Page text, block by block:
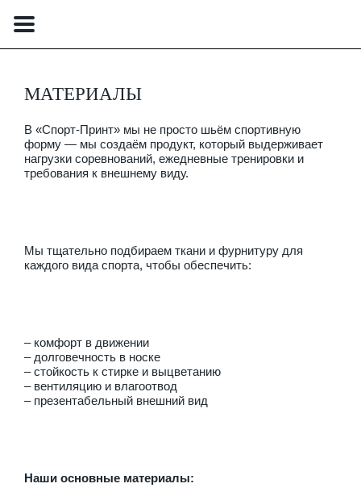
Войти
Главная
Футбол
Детская футбольная форма
Женская футбольная форма
Вратарская футбольная форма
МАТЕРИАЛЫ
В «Спорт‑Принт» мы не просто шьём спортивную
форму — мы создаём продукт, который выдерживает
нагрузки соревнований, ежедневные тренировки и
требования к внешнему виду.
Мы тщательно подбираем ткани и фурнитуру для
каждого вида спорта, чтобы обеспечить:
– комфорт в движении
– долговечность в носке
– стойкость к стирке и выцветанию
– вентиляцию и влагоотвод
– презентабельный внешний вид
Наши основные материалы: